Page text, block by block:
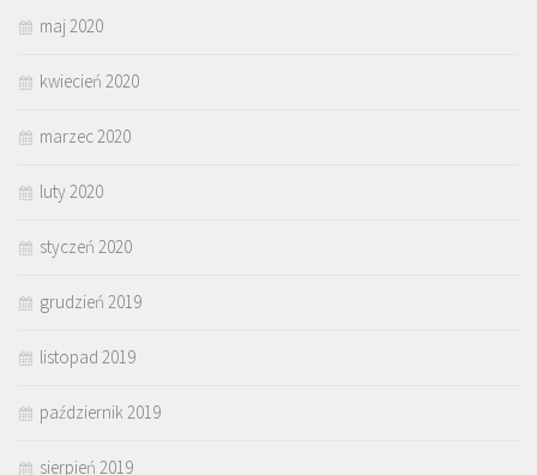
maj 2020
kwiecień 2020
marzec 2020
luty 2020
styczeń 2020
grudzień 2019
listopad 2019
październik 2019
sierpień 2019